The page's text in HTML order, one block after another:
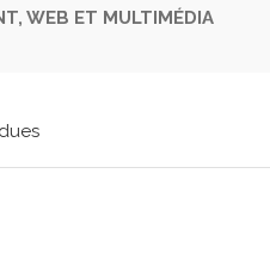
WEB ET MULTIMÉDIA